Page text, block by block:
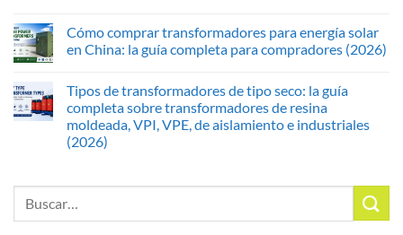
Cómo comprar transformadores para energía solar
en China: la guía completa para compradores (2026)
Tipos de transformadores de tipo seco: la guía
completa sobre transformadores de resina
moldeada, VPI, VPE, de aislamiento e industriales
(2026)